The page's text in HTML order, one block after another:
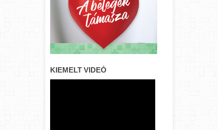
KIEMELT VIDEÓ